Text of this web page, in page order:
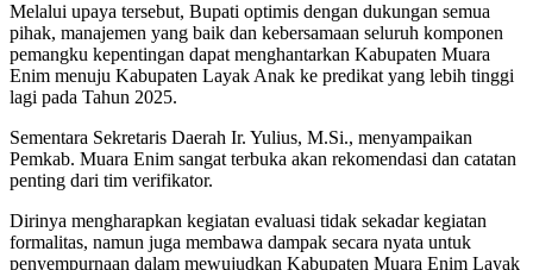
Melalui upaya tersebut, Bupati optimis dengan dukungan semua
pihak, manajemen yang baik dan kebersamaan seluruh komponen
pemangku kepentingan dapat menghantarkan Kabupaten Muara
Enim menuju Kabupaten Layak Anak ke predikat yang lebih tinggi
lagi pada Tahun 2025.
Sementara Sekretaris Daerah Ir. Yulius, M.Si., menyampaikan
Pemkab. Muara Enim sangat terbuka akan rekomendasi dan catatan
penting dari tim verifikator.
Dirinya mengharapkan kegiatan evaluasi tidak sekadar kegiatan
formalitas, namun juga membawa dampak secara nyata untuk
penyempurnaan dalam mewujudkan Kabupaten Muara Enim Layak